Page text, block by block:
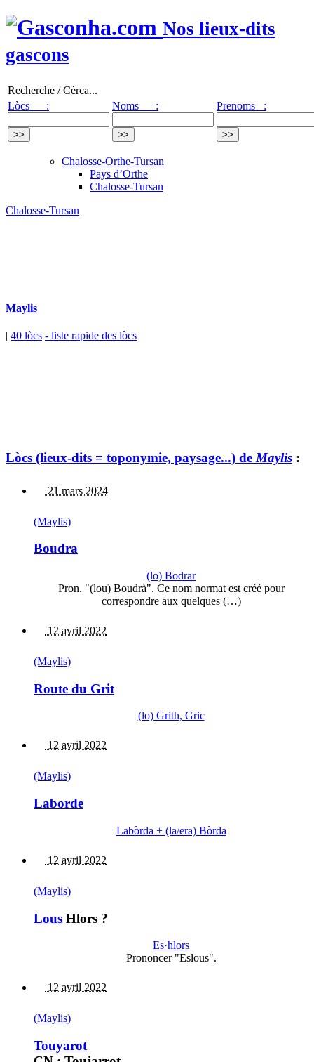
Nos lieux-dits
gascons
Recherche / Cèrca...
Lòcs :
Noms : Prenoms :
Chalosse-Orthe-Tursan
Pays d’Orthe
Chalosse-Tursan
Chalosse-Tursan
Maylis
| 40 lòcs - liste rapide des lòcs
Lòcs (lieux-dits = toponymie, paysage...) de Maylis :
21 mars 2024
(Maylis)
Boudra
(lo) Bodrar
Pron. "(lou) Boudrà". Ce nom normat est créé pour
correspondre aux quelques (…)
12 avril 2022
(Maylis)
Route du Grit
(lo) Grith, Gric
12 avril 2022
(Maylis)
Laborde
Labòrda + (la/era) Bòrda
12 avril 2022
(Maylis)
Lous Hlors ?
Es·hlors
Prononcer "Eslous".
12 avril 2022
(Maylis)
Touyarot